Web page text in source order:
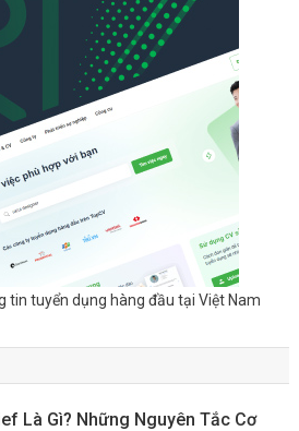
tin tuyển dụng hàng đầu tại Việt Nam
Là Gì? Những Nguyên Tắc Cơ